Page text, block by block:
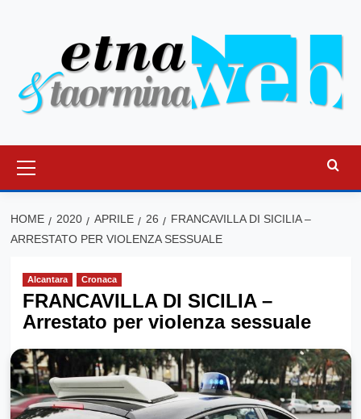
principale
HOME 2020 APRILE 26
FRANCAVILLA DI SICILIA –
ARRESTATO PER VIOLENZA SESSUALE
Alcantara Cronaca
FRANCAVILLA DI SICILIA –
Arrestato per violenza sessuale